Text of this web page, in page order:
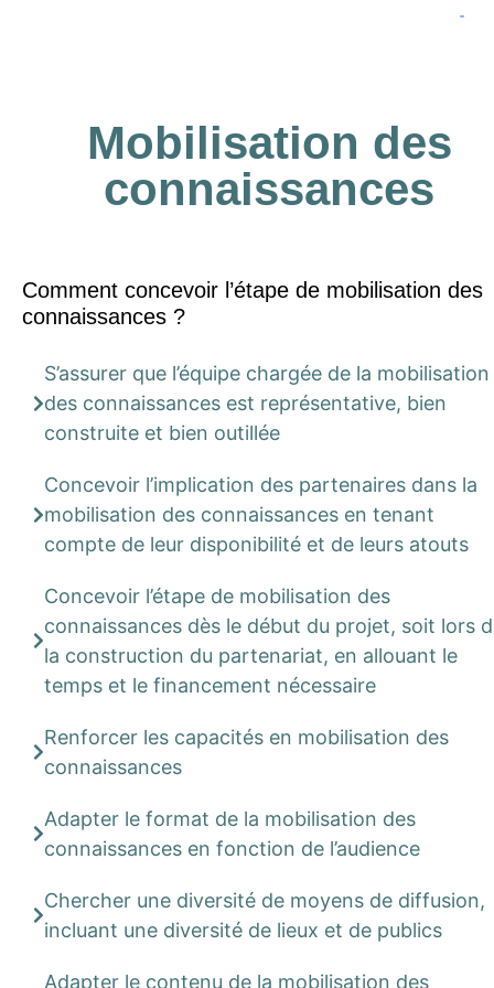
Mobilisation des
connaissances
Comment concevoir l’étape de mobilisation des
connaissances ?
S’assurer que l’équipe chargée de la mobilisation
des connaissances est représentative, bien
construite et bien outillée
Concevoir l’implication des partenaires dans la
mobilisation des connaissances en tenant
compte de leur disponibilité et de leurs atouts
Concevoir l’étape de mobilisation des
connaissances dès le début du projet, soit lors
la construction du partenariat, en allouant le
temps et le financement nécessaire
Renforcer les capacités en mobilisation des
connaissances
Adapter le format de la mobilisation des
connaissances en fonction de l’audience
Chercher une diversité de moyens de diffusion,
incluant une diversité de lieux et de publics
Adapter le contenu de la mobilisation des